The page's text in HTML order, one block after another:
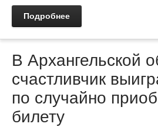
Подробнее
В Архангельской
счастливчик
по случайно
билету